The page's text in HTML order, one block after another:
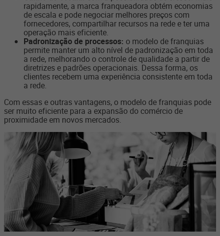
rapidamente, a marca franqueadora obtém economias
de escala e pode negociar melhores preços com
fornecedores, compartilhar recursos na rede e ter uma
operação mais eficiente.
Padronização de processos: o modelo de franquias
permite manter um alto nível de padronização em toda
a rede, melhorando o controle de qualidade a partir de
diretrizes e padrões operacionais. Dessa forma, os
clientes recebem uma experiência consistente em toda
a rede.
Com essas e outras vantagens, o modelo de franquias pode
ser muito eficiente para a expansão do comércio de
proximidade em novos mercados.